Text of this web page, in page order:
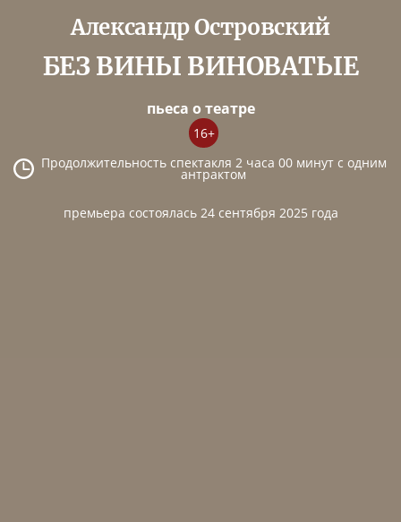
Александр Островский
БЕЗ ВИНЫ ВИНОВАТЫЕ
пьеса о театре
16+
Продолжительность спектакля 2 часа 00 минут с одним
антрактом
премьера состоялась 24 сентября 2025 года